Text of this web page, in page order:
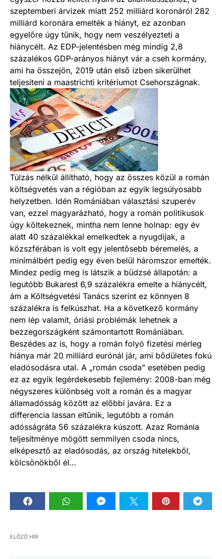
szeptemberi árvizek miatt 252 milliárd koronáról 282
milliárd koronára emelték a hiányt, ez azonban
egyelőre úgy tűnik, hogy nem veszélyezteti a
hiánycélt. Az EDP-jelentésben még mindig 2,8
százalékos GDP-arányos hiányt vár a cseh kormány,
ami ha összejön, 2019 után első ízben sikerülhet
teljesíteni a maastrichti kritériumot Csehországnak.
Túlzás nélkül állítható, hogy az összes közül a román
költségvetés van a régióban az egyik legsúlyosabb
helyzetben. Idén Romániában választási szuperév
van, ezzel magyarázható, hogy a román politikusok
úgy költekeznek, mintha nem lenne holnap: egy év
alatt 40 százalékkal emelkedtek a nyugdíjak, a
közszférában is volt egy jelentősebb béremelés, a
minimálbért pedig egy éven belül háromszor emelték.
Mindez pedig meg is látszik a büdzsé állapotán: a
legutóbb Bukarest 6,9 százalékra emelte a hiánycélt,
ám a Költségvetési Tanács szerint ez könnyen 8
százalékra is felkúszhat. Ha a következő kormány
nem lép valamit, óriási problémák lehetnek a
bezzegországként számontartott Romániában.
Beszédes az is, hogy a román folyó fizetési mérleg
hiánya már 20 milliárd eurónál jár, ami bődületes fokú
eladósodásra utal. A „román csoda” esetében pedig
ez az egyik legérdekesebb fejlemény: 2008-ban még
négyszeres különbség volt a román és a magyar
államadósság között az előbbi javára. Ez a
differencia lassan eltűnik, legutóbb a román
adósságráta 56 százalékra kúszott. Azaz Románia
teljesítménye mögött semmilyen csoda nincs,
elképesztő az eladósodás, az ország hitelekből,
kölcsönökből él…
ELŐZŐ HÍR